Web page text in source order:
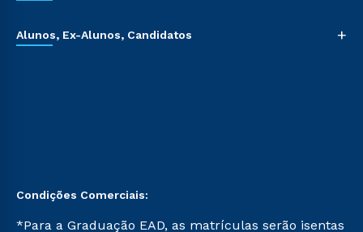
Alunos, Ex-Alunos, Candidatos +
Condições Comerciais:
*Para a Graduação EAD, as matrículas serão isentas